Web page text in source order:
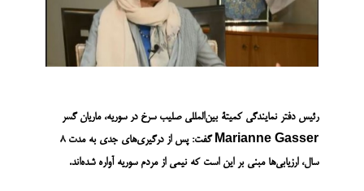
رئیس دفتر نمایندگی کمیتۀ بین‌المللی صلیب سرخ در سوریه، ماریان گسر
Marianne Gasser گفت: پس از درگیری‌های جدی به مدت 8
سال، ارزیابی‌ها مبنی بر این است که نیمی از مردم سوریه آواره شده‌اند.